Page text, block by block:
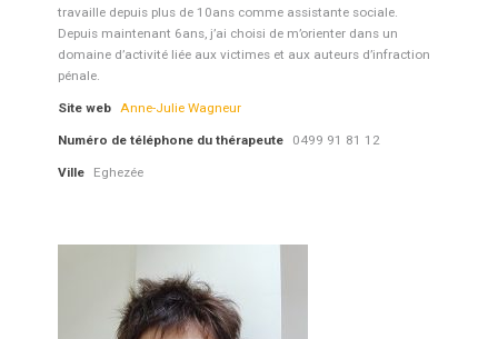
travaille depuis plus de 10ans comme assistante sociale.
Depuis maintenant 6ans, j’ai choisi de m’orienter dans un
domaine d’activité liée aux victimes et aux auteurs d’infraction
pénale.
Site web Anne-Julie Wagneur
Numéro de téléphone du thérapeute 0499 91 81 12
Ville Eghezée